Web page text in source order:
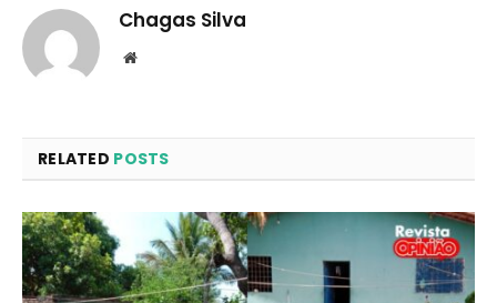
Chagas Silva
Website
RELATED POSTS